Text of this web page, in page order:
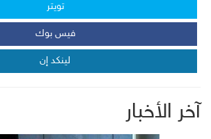
تويتر
فيس بوك
لينكد إن
آخر الأخبار